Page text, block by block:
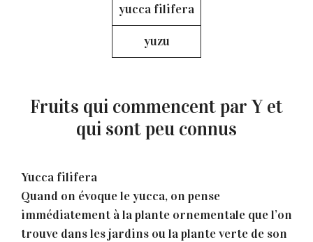
yucca filifera
yuzu
Fruits qui commencent par Y et
qui sont peu connus
Yucca filifera
Quand on évoque le yucca, on pense
immédiatement à la plante ornementale que l’on
trouve dans les jardins ou la plante verte de son